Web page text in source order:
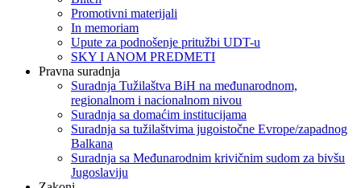
Promotivni materijali
In memoriam
Upute za podnošenje pritužbi UDT-u
SKY I ANOM PREDMETI
Pravna suradnja
Suradnja Tužilaštva BiH na međunarodnom,
regionalnom i nacionalnom nivou
Suradnja sa domaćim institucijama
Suradnja sa tužilaštvima jugoistočne Evrope/zapadnog
Balkana
Suradnja sa Međunarodnim krivičnim sudom za bivšu
Jugoslaviju